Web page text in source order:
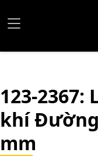
123-2367:
khí
mm